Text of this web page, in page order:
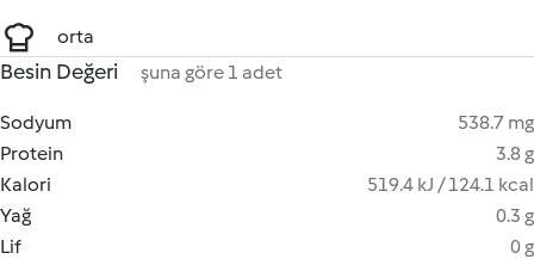
orta
Besin Değeri şuna göre 1 adet
Sodyum
538.7 mg
Protein
3.8 g
Kalori
519.4 kJ / 124.1 kcal
Yağ
0.3 g
Lif
0 g